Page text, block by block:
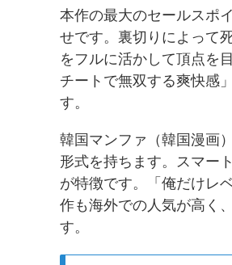
本作の最大のセールスポ
せです。裏切りによって
をフルに活かして頂点を
チートで無双する爽快感
す。
韓国マンファ（韓国漫画
形式を持ちます。スマー
が特徴です。「俺だけレ
作も海外での人気が高く
す。